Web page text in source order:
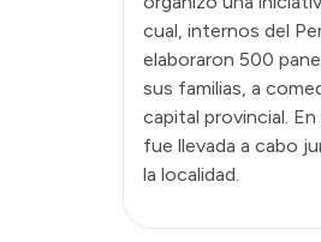
cual, internos del
elaboraron 500
sus familias, a
capital provincial.
fue llevada a cabo
la localidad.